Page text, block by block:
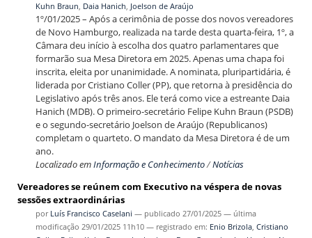
Kuhn Braun, Daia Hanich, Joelson de Araújo
1º/01/2025 – Após a cerimônia de posse dos novos vereadores
de Novo Hamburgo, realizada na tarde desta quarta-feira, 1º, a
Câmara deu início à escolha dos quatro parlamentares que
formarão sua Mesa Diretora em 2025. Apenas uma chapa foi
inscrita, eleita por unanimidade. A nominata, pluripartidária, é
liderada por Cristiano Coller (PP), que retorna à presidência do
Legislativo após três anos. Ele terá como vice a estreante Daia
Hanich (MDB). O primeiro-secretário Felipe Kuhn Braun (PSDB)
e o segundo-secretário Joelson de Araújo (Republicanos)
completam o quarteto. O mandato da Mesa Diretora é de um
ano.
Localizado emInformação e Conhecimento/Notícias
Vereadores se reúnem com Executivo na véspera de novas
sessões extraordinárias
por Luís Francisco Caselani — publicado 27/01/2025 — última
modificação 29/01/2025 11h10 — registrado em: Enio Brizola, Cristiano